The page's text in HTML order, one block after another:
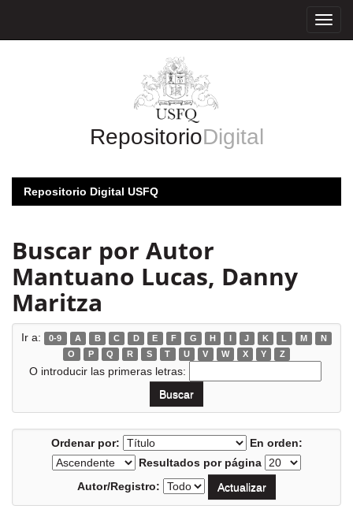
RepositorioDigital
Repositorio Digital USFQ
Buscar por Autor
Mantuano Lucas, Danny
Maritza
Ir a: 0-9 A B C D E F G H I J K L M
N
O
P Q R S T U V W X Y Z
O introducir las primeras letras:
Ordenar por:
En orden:
Resultados por página
Autor/Registro: